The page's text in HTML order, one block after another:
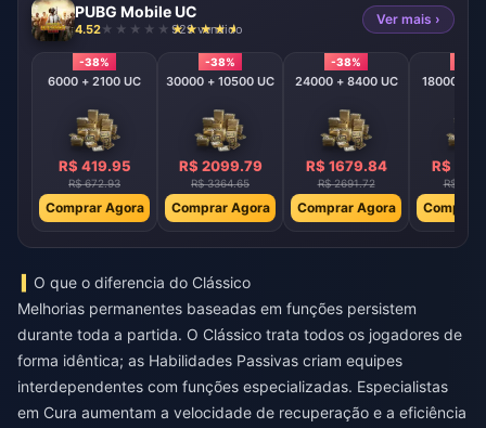
PUBG Mobile UC
4.52 929 vendido
Ver mais ›
-38%
6000 + 2100 UC
R$ 419.95
R$ 672.93
Comprar Agora
-38%
30000 + 10500 UC
R$ 2099.79
R$ 3364.65
Comprar Agora
-38%
24000 + 8400 UC
R$ 1679.84
R$ 2691.72
Comprar Agora
18000 +
R$
R$
Comprar
O que o diferencia do Clássico
Melhorias permanentes baseadas em funções persistem
durante toda a partida. O Clássico trata todos os jogadores de
forma idêntica; as Habilidades Passivas criam equipes
interdependentes com funções especializadas. Especialistas
em Cura aumentam a velocidade de recuperação e a eficiência